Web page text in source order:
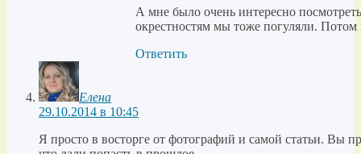
А мне было очень интересно
окрестностям мы тоже погуляли. Потом
Ответить
Елена
29.10.2014 в 10:45
Я просто в восторге от фотографий и самой статьи. Вы